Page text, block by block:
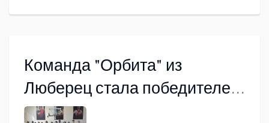
Команда "Орбита" из
Люберец стала победителем
чемпионата Московской